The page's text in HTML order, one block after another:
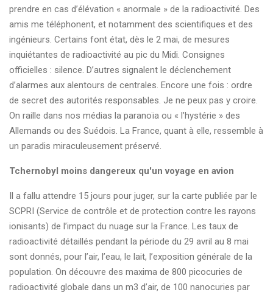
prendre en cas d’élévation « anormale » de la radioactivité. Des
amis me téléphonent, et notamment des scientifiques et des
ingénieurs. Certains font état, dès le 2 mai, de mesures
inquiétantes de radioactivité au pic du Midi. Consignes
officielles : silence. D’autres signalent le déclenchement
d’alarmes aux alentours de centrales. Encore une fois : ordre
de secret des autorités responsables. Je ne peux pas y croire.
On raille dans nos médias la paranoïa ou « l’hystérie » des
Allemands ou des Suédois. La France, quant à elle, ressemble à
un paradis miraculeusement préservé.
Tchernobyl moins dangereux qu'un voyage en avion
Il a fallu attendre 15 jours pour juger, sur la carte publiée par le
SCPRI (Service de contrôle et de protection contre les rayons
ionisants) de l’impact du nuage sur la France. Les taux de
radioactivité détaillés pendant la période du 29 avril au 8 mai
sont donnés, pour l’air, l’eau, le lait, l’exposition générale de la
population. On découvre des maxima de 800 picocuries de
radioactivité globale dans un m3 d’air, de 100 nanocuries par